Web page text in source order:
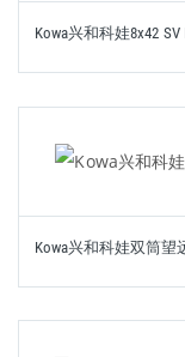
Kowa兴和科娃8x42
Kowa兴和科娃双筒望